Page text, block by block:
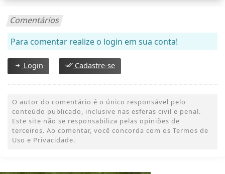
Comentários
Para comentar realize o login em sua conta!
Login Cadastre-se
O autor do comentário é o único responsável pelo
conteúdo publicado, inclusive nas esferas civil e penal.
Este site não se responsabiliza pelas opiniões de
terceiros. Ao comentar, você concorda com os Termos de
Uso e Privacidade.